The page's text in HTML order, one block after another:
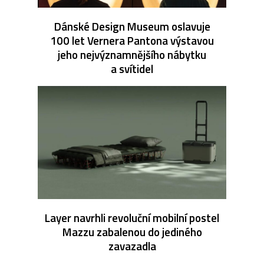
Dánské Design Museum oslavuje
100 let Vernera Pantona výstavou
jeho nejvýznamnějšího nábytku
a svítidel
Layer navrhli revoluční mobilní postel
Mazzu zabalenou do jediného
zavazadla